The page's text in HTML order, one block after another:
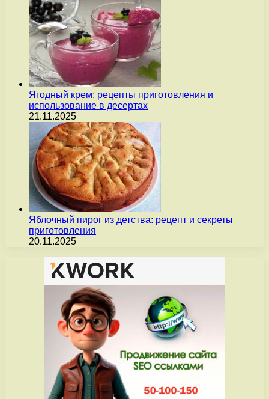
Ягодный крем: рецепты приготовления и
использование в десертах
21.11.2025
Яблочный пирог из детства: рецепт и секреты
приготовления
20.11.2025